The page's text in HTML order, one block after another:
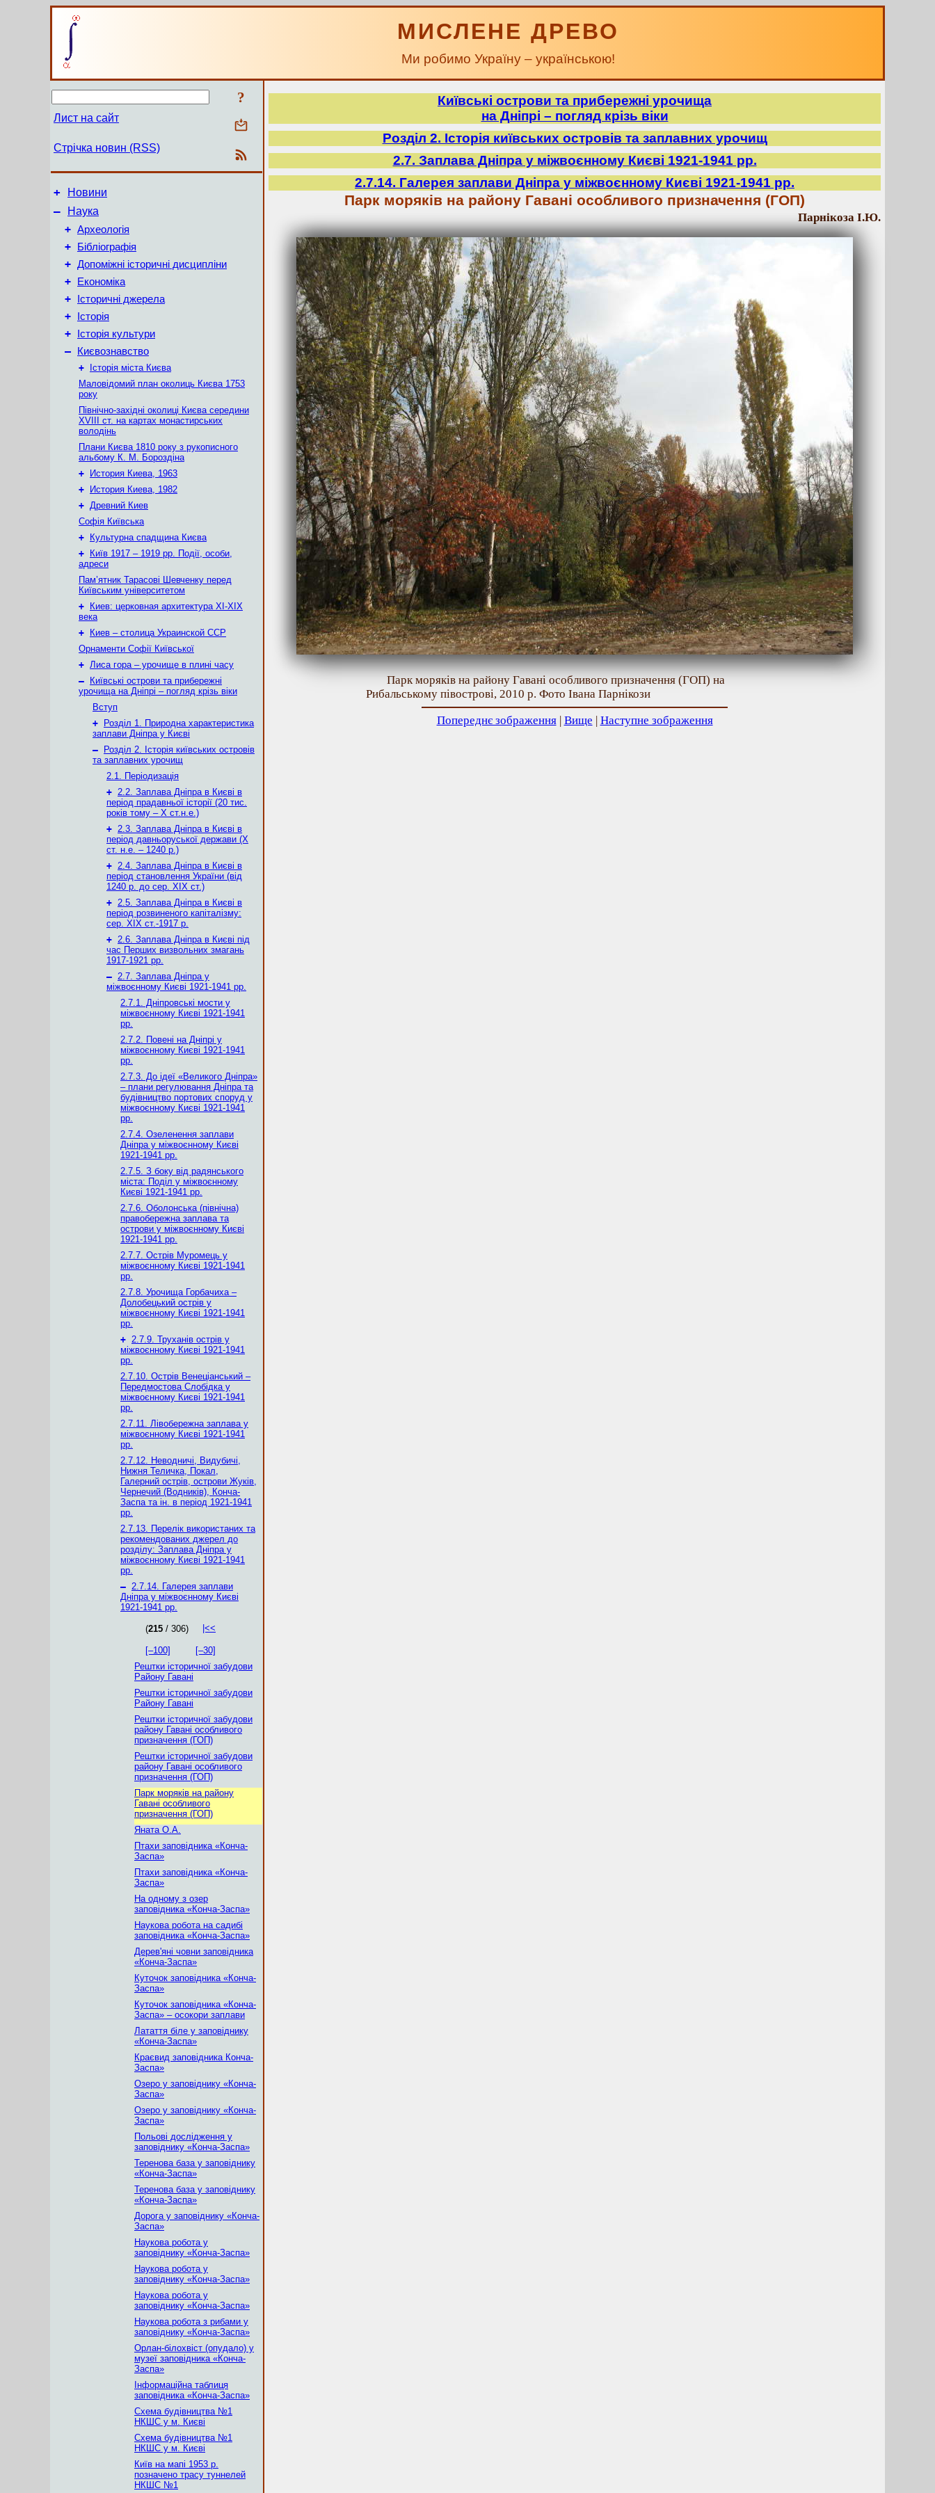
МИСЛЕНЕ ДРЕВО
Ми робимо Україну – українською!
?
Лист на сайт
Стрічка новин (RSS)
+ Новини
–
Наука
+ Археологія
+ Бібліографія
+ Допоміжні історичні дисципліни
+ Економіка
+ Історичні джерела
+ Історія
+ Історія культури
– Києвознавство
+
Історія міста Києва
Маловідомий план околиць Києва 1753
року
Північно-західні околиці Києва середини
XVIII ст. на картах монастирських
володінь
Плани Києва 1810 року з рукописного
альбому К. М. Бороздіна
+
История Киева, 1963
+
История Киева, 1982
+ Древний Киев
Софія Київська
+
Культурна спадщина Києва
+
Київ 1917 – 1919 рр. Події, особи,
адреси
Пам’ятник Тарасові Шевченку перед
Київським університетом
+
Киев: церковная архитектура XI-XIX
века
+
Киев – столица Украинской ССР
Орнаменти Софії Київської
+ Лиса гора – урочище в плині часу
–
Київські острови та прибережні
урочища на Дніпрі – погляд крізь віки
Вступ
+
Розділ 1. Природна характеристика
заплави Дніпра у Києві
–
Розділ 2. Історія київських островів
та заплавних урочищ
2.1. Періодизація
+ 2.2. Заплава Дніпра в Києві в
період прадавньої історії (20 тис.
років тому – X ст.н.е.)
+ 2.3. Заплава Дніпра в Києві в
період давньоруської держави (Х
ст. н.е. – 1240 р.)
+ 2.4. Заплава Дніпра в Києві в
період становлення України (від
1240 р. до сер. ХІХ ст.)
+ 2.5. Заплава Дніпра в Києві в
період розвиненого капіталізму:
сер. ХІХ ст.-1917 р.
+ 2.6. Заплава Дніпра в Києві під
час Перших визвольних змагань
1917-1921 рр.
– 2.7. Заплава Дніпра у
міжвоєнному Києві 1921-1941 рр.
2.7.1. Дніпровські мости у
міжвоєнному Києві 1921-1941
рр.
2.7.2. Повені на Дніпрі у
міжвоєнному Києві 1921-1941
рр.
2.7.3. До ідеї «Великого Дніпра»
– плани регулювання Дніпра та
будівництво портових споруд у
міжвоєнному Києві 1921-1941
рр.
2.7.4. Озеленення заплави
Дніпра у міжвоєнному Києві
1921-1941 рр.
2.7.5. З боку від радянського
міста: Поділ у міжвоєнному
Києві 1921-1941 рр.
2.7.6. Оболонська (північна)
правобережна заплава та
острови у міжвоєнному Києві
1921-1941 рр.
2.7.7. Острів Муромець у
міжвоєнному Києві 1921-1941
рр.
2.7.8. Урочища Горбачиха –
Долобецький острів у
міжвоєнному Києві 1921-1941
рр.
+ 2.7.9. Труханів острів у
міжвоєнному Києві 1921-1941
рр.
2.7.10. Острів Венеціанський –
Передмостова Слобідка у
міжвоєнному Києві 1921-1941
рр.
2.7.11. Лівобережна заплава у
міжвоєнному Києві 1921-1941
рр.
2.7.12. Неводничі, Видубичі,
Нижня Теличка, Покал,
Галерний острів, острови Жуків,
Чернечий (Водників), Конча-
Заспа та ін. в період 1921-1941
рр.
2.7.13. Перелік використаних та
рекомендованих джерел до
розділу: Заплава Дніпра у
міжвоєнному Києві 1921-1941
рр.
– 2.7.14. Галерея заплави
Дніпра у міжвоєнному Києві
1921-1941 рр.
(215 / 306) |<<
[–100]
[–30]
Рештки історичної забудови
Району Гавані
Рештки історичної забудови
Району Гавані
Рештки історичної забудови
району Гавані особливого
призначення (ГОП)
Рештки історичної забудови
району Гавані особливого
призначення (ГОП)
Парк моряків на району
Гавані особливого
призначення (ГОП)
Яната О.А.
Птахи заповідника «Конча-
Заспа»
Птахи заповідника «Конча-
Заспа»
На одному з озер
заповідника «Конча-Заспа»
Наукова робота на садибі
заповідника «Конча-Заспа»
Дерев'яні човни заповідника
«Конча-Заспа»
Куточок заповідника «Конча-
Заспа»
Куточок заповідника «Конча-
Заспа» – осокори заплави
Латаття біле у заповіднику
«Конча-Заспа»
Краєвид заповідника Конча-
Заспа»
Озеро у заповіднику «Конча-
Заспа»
Озеро у заповіднику «Конча-
Заспа»
Польові дослідження у
заповіднику «Конча-Заспа»
Теренова база у заповіднику
«Конча-Заспа»
Теренова база у заповіднику
«Конча-Заспа»
Дорога у заповіднику «Конча-
Заспа»
Наукова робота у
заповіднику «Конча-Заспа»
Наукова робота у
заповіднику «Конча-Заспа»
Наукова робота у
заповіднику «Конча-Заспа»
Наукова робота з рибами у
заповіднику «Конча-Заспа»
Орлан-білохвіст (опудало) у
музеї заповідника «Конча-
Заспа»
Інформаційна таблиця
заповідника «Конча-Заспа»
Схема будівництва №1
НКШС у м. Києві
Схема будівництва №1
НКШС у м. Києві
Київ на мапі 1953 р.
позначено трасу туннелей
НКШС №1
Київські острови та прибережні урочища
на Дніпрі – погляд крізь віки
Розділ 2. Історія київських островів та заплавних урочищ
2.7. Заплава Дніпра у міжвоєнному Києві 1921-1941 рр.
2.7.14. Галерея заплави Дніпра у міжвоєнному Києві 1921-1941 рр.
Парк моряків на району Гавані особливого призначення (ГОП)
Парнікоза І.Ю.
Парк моряків на району Гавані особливого призначення (ГОП) на
Рибальському півострові, 2010 р. Фото Івана Парнікози
Попереднє зображення| Вище | Наступне зображення